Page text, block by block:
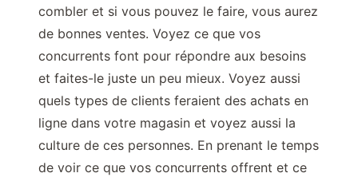
combler et si vous pouvez le faire, vous aurez
de bonnes ventes. Voyez ce que vos
concurrents font pour répondre aux besoins
et faites-le juste un peu mieux. Voyez aussi
quels types de clients feraient des achats en
ligne dans votre magasin et voyez aussi la
culture de ces personnes. En prenant le temps
de voir ce que vos concurrents offrent et ce